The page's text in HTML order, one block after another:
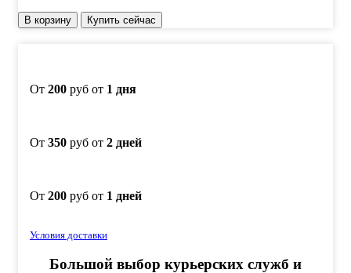
Количество
товара
GRINDSTONES
В корзину Купить сейчас
От 200 руб от 1 дня
От 350 руб от 2 дней
От 200 руб от 1 дней
Условия доставки
Большой выбор курьерских служб и